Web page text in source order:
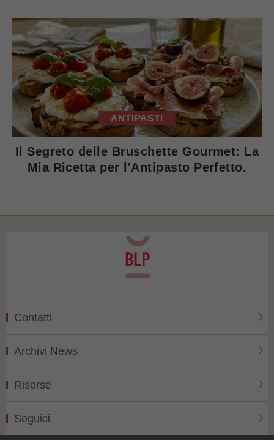
ANTIPASTI
Il Segreto delle Bruschette Gourmet: La
Mia Ricetta per l'Antipasto Perfetto.
Contatti
Archivi News
Risorse
Seguici